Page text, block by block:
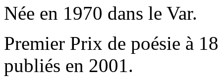
Née en 1970 dans le Var.
Premier Prix de poésie à
publiés en 2001.